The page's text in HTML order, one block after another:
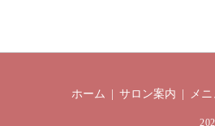
ホーム サロン案内 メ